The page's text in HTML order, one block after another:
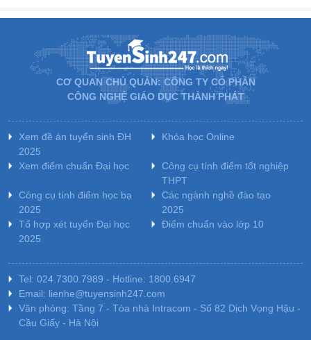
CƠ QUAN CHỦ QUẢN: CÔNG TY CỔ PHẦN
CÔNG NGHỆ GIÁO DỤC THÀNH PHÁT
Xem đề án tuyển sinh ĐH
2025
Khóa học Online
Xem điểm chuẩn Đại học
Công cụ tính điểm tốt nghiệp
THPT
Công cụ tính điểm học bạ
2025
Các ngành nghề đào tạo
2025
Tổ hợp xét tuyển Đại học
2025
Điểm chuẩn vào lớp 10
Tel: 024.7300.7989 - Hotline: 1800.6947
Email: lienhe@tuyensinh247.com
Văn phòng: Tầng 7 - Tòa nhà Intracom - Số 82 Dịch Vọng Hậu -
Cầu Giấy - Hà Nội